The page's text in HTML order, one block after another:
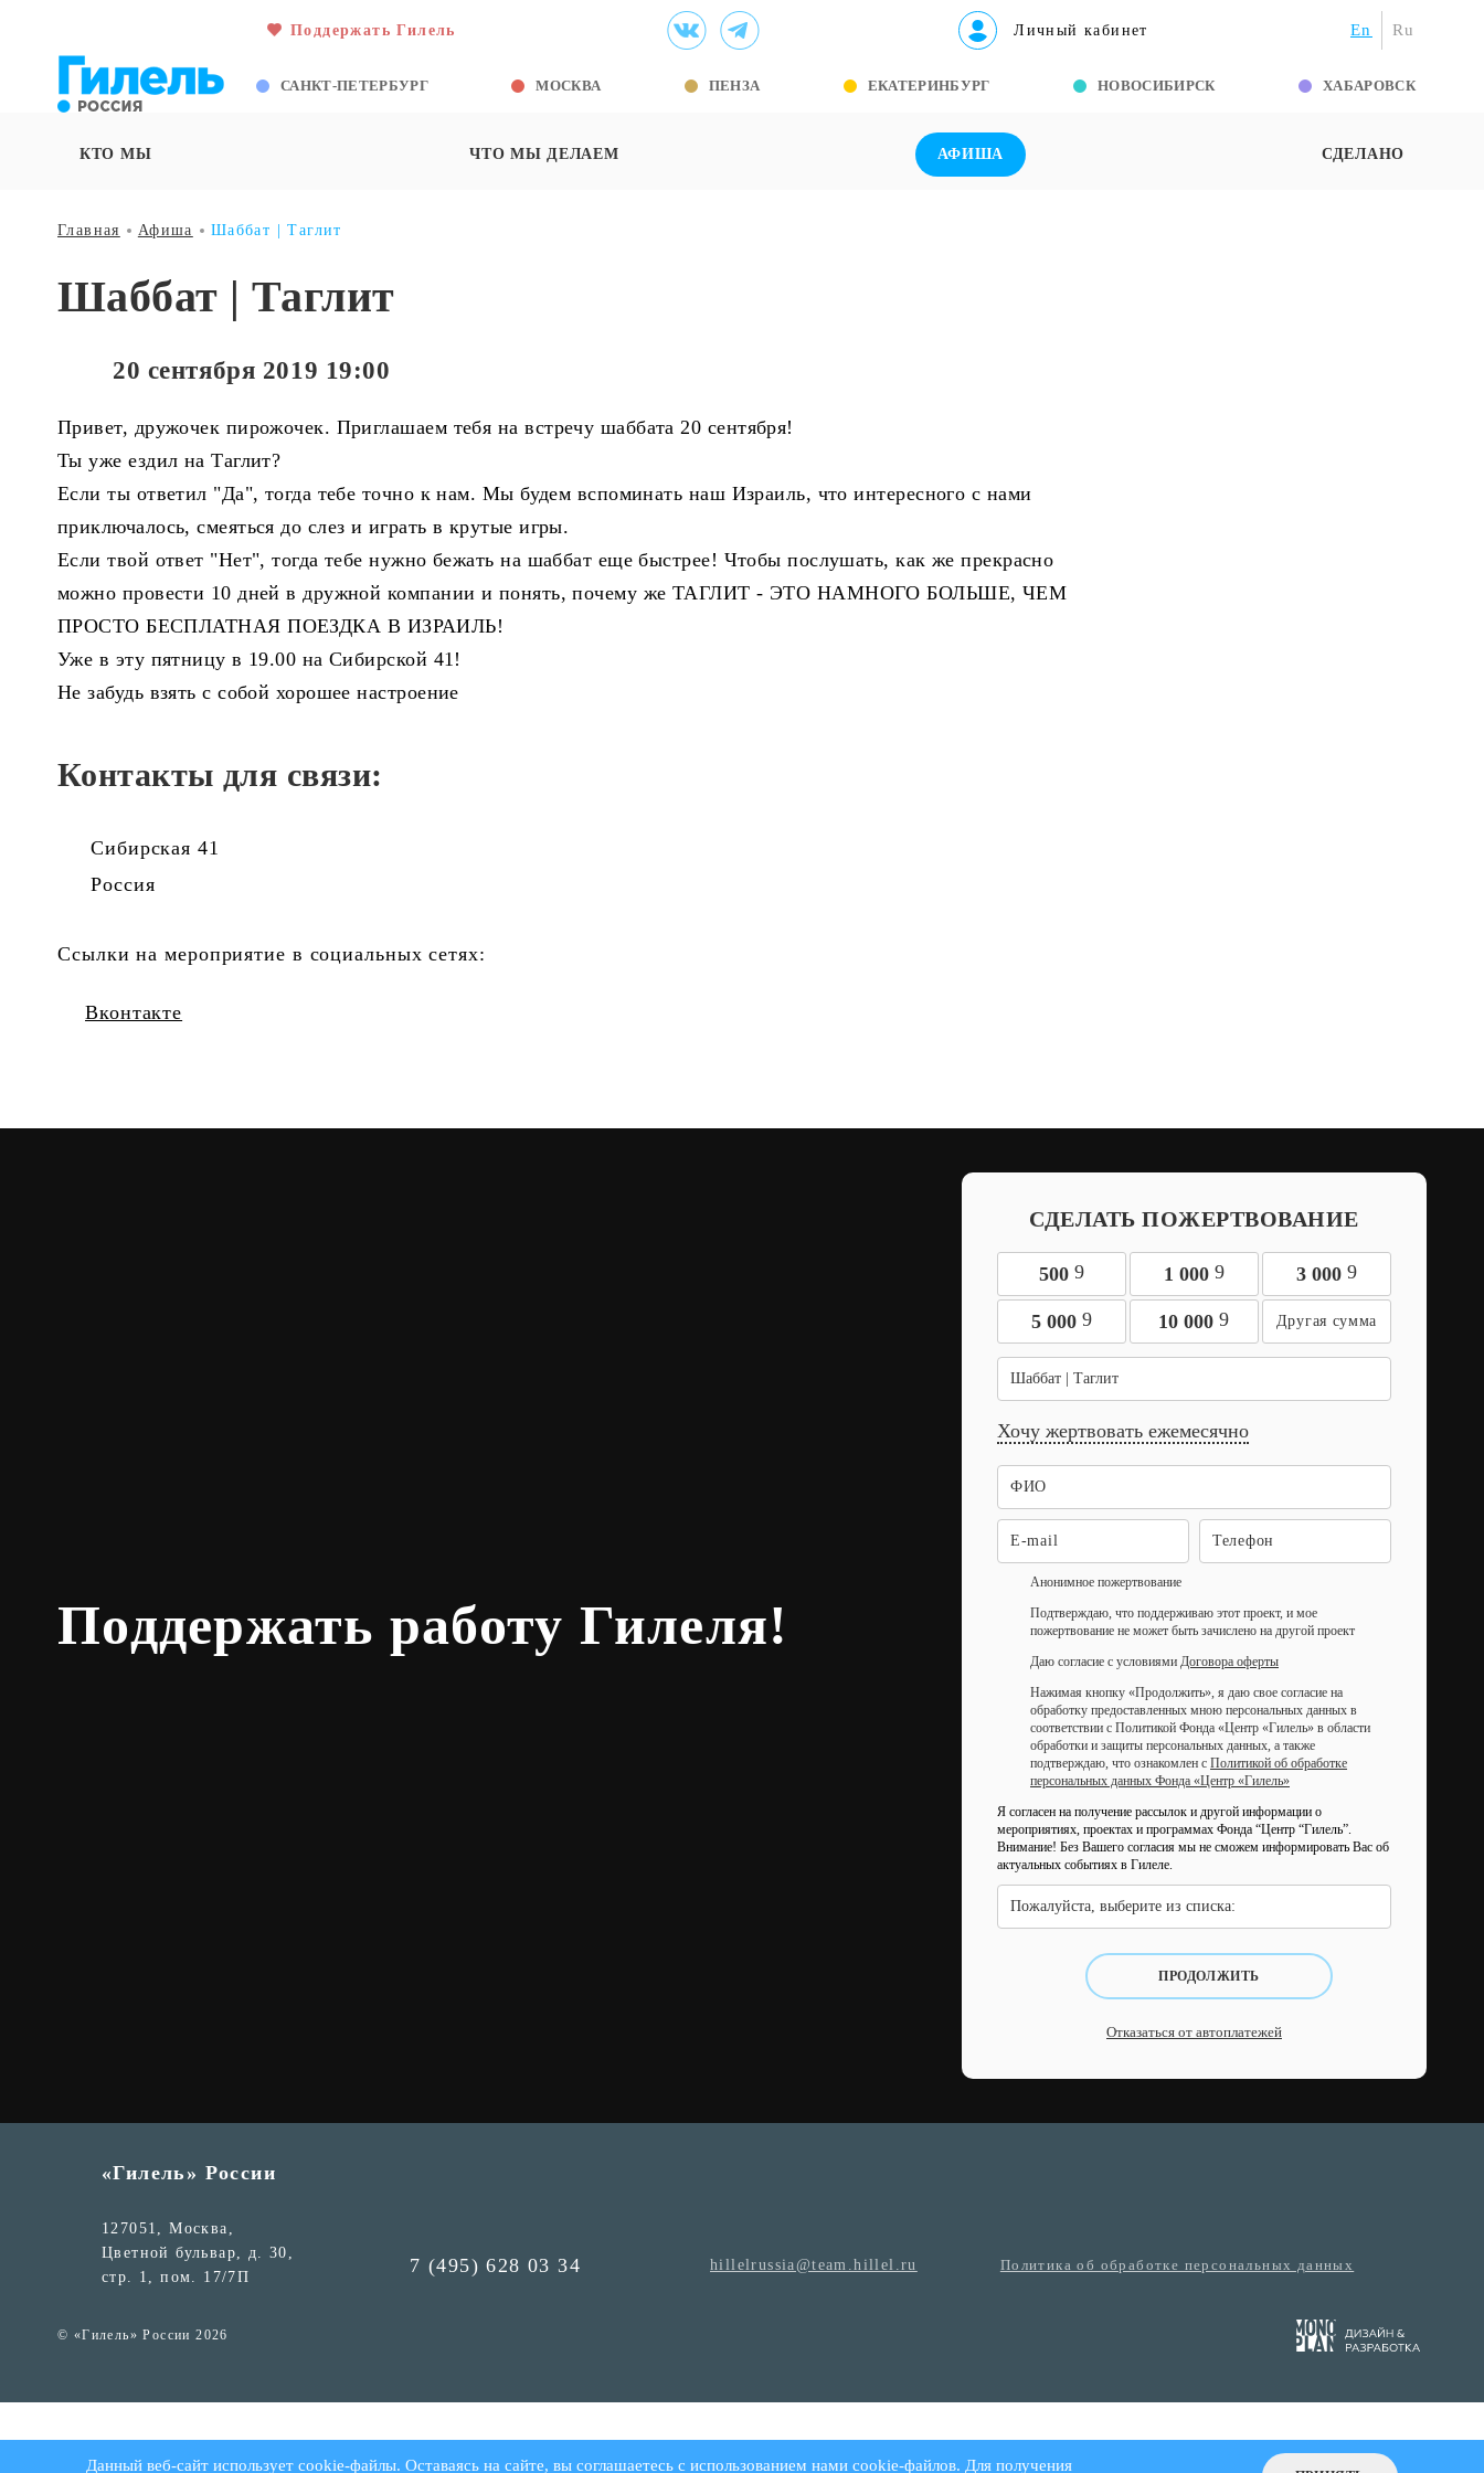
Поддержать Гилель Личный кабинет En Ru
САНКТ-ПЕТЕРБУРГ МОСКВА ПЕНЗА ЕКАТЕРИНБУРГ НОВОСИБИРСК ХАБАРОВСК
КТО МЫ ЧТО МЫ ДЕЛАЕМ АФИША СДЕЛАНО
Главная Афиша Шаббат | Таглит
Шаббат | Таглит
20 сентября 2019 19:00
Привет, дружочек пирожочек. Приглашаем тебя на встречу шаббата 20 сентября!
Ты уже ездил на Таглит?
Если ты ответил "Да", тогда тебе точно к нам. Мы будем вспоминать наш Израиль, что интересного с нами
приключалось, смеяться до слез и играть в крутые игры.
Если твой ответ "Нет", тогда тебе нужно бежать на шаббат еще быстрее! Чтобы послушать, как же прекрасно
можно провести 10 дней в дружной компании и понять, почему же ТАГЛИТ - ЭТО НАМНОГО БОЛЬШЕ, ЧЕМ
ПРОСТО БЕСПЛАТНАЯ ПОЕЗДКА В ИЗРАИЛЬ!
Уже в эту пятницу в 19.00 на Сибирской 41!
Не забудь взять с собой хорошее настроение
Контакты для связи:
Сибирская 41
Россия
Ссылки на мероприятие в социальных сетях:
Вконтакте
Поддержать работу Гилеля!
СДЕЛАТЬ ПОЖЕРТВОВАНИЕ
500 9 1 000 9 3 000 9
5 000 9 10 0009
Шаббат | Таглит
Хочу жертвовать ежемесячно
Анонимное пожертвование
Подтверждаю, что поддерживаю этот проект, и мое
пожертвование не может быть зачислено на другой проект
Даю согласие с условиями Договора оферты
Нажимая кнопку «Продолжить», я даю свое согласие на
обработку предоставленных мною персональных данных в
соответствии с Политикой Фонда «Центр «Гилель» в области
обработки и защиты персональных данных, а также
подтверждаю, что ознакомлен с Политикой об обработке
персональных данных Фонда «Центр «Гилель»
Я согласен на получение рассылок и другой информации о
мероприятиях, проектах и программах Фонда “Центр “Гилель”.
Внимание! Без Вашего согласия мы не сможем информировать Вас об
актуальных событиях в Гилеле.
Пожалуйста, выберите из списка:
ПРОДОЛЖИТЬ
Отказаться от автоплатежей
«Гилель» России
127051, Москва,
Цветной бульвар, д. 30,
стр. 1, пом. 17/7П
© «Гилель» России 2026
7 (495) 628 03 34 hillelrussia@team.hillel.ru Политика об обработке персональных данных
Данный веб-сайт использует cookie-файлы. Оставаясь на сайте, вы соглашаетесь с использованием нами cookie-файлов. Для получения